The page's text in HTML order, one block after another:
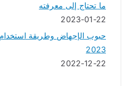
ما تحتاج إلى معرفته
2023-01-22
حبوب الإجهاض وطريقة
2023
2022-12-22